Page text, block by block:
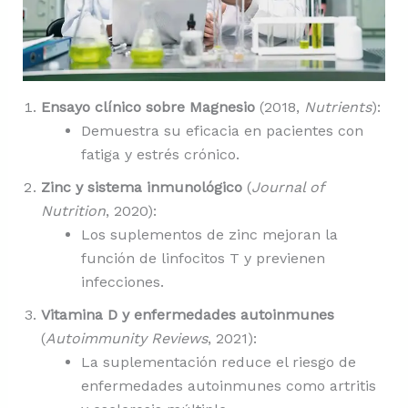
Ensayo clínico sobre Magnesio(2018, Nutrients):
Demuestra su eficacia en pacientes con
fatiga y estrés crónico.
Zinc y sistema inmunológico(Journal of
Nutrition, 2020):
Los suplementos de zinc mejoran la
función de linfocitos T y previenen
infecciones.
Vitamina D y enfermedades autoinmunes
(Autoimmunity Reviews, 2021):
La suplementación reduce el riesgo de
enfermedades autoinmunes como artritis